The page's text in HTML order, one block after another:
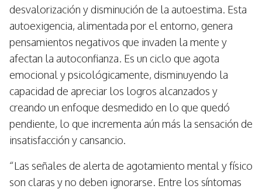
desvalorización y disminución de la autoestima. Esta
autoexigencia, alimentada por el entorno, genera
pensamientos negativos que invaden la mente y
afectan la autoconfianza. Es un ciclo que agota
emocional y psicológicamente, disminuyendo la
capacidad de apreciar los logros alcanzados y
creando un enfoque desmedido en lo que quedó
pendiente, lo que incrementa aún más la sensación de
insatisfacción y cansancio.
“Las señales de alerta de agotamiento mental y físico
son claras y no deben ignorarse. Entre los síntomas